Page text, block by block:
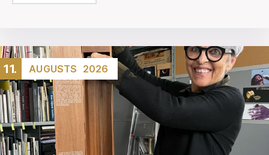
11. AUGUSTS 2026